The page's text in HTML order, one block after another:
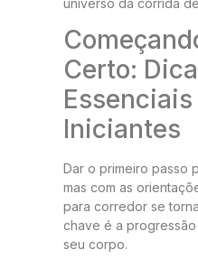
universo da corrida
Certo:
Essenciais
Iniciantes
Dar o primeiro passo
mas com as
para corredor se
chave é a
seu corpo.